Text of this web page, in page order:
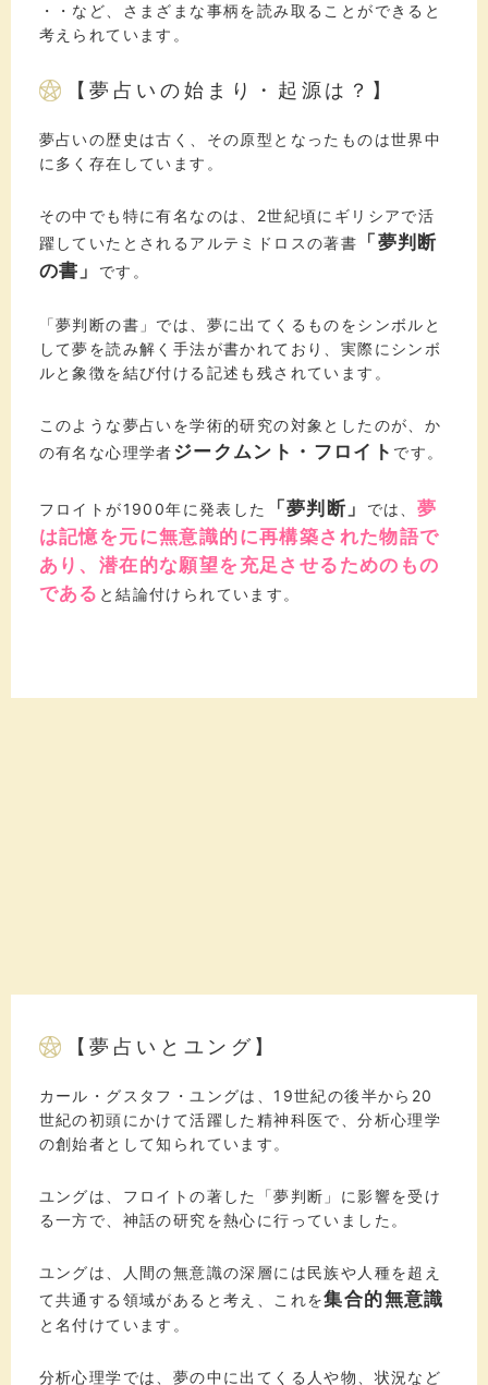
・・など、さまざまな事柄を読み取ることができると
考えられています。
【夢占いの始まり・起源は？】
夢占いの歴史は古く、その原型となったものは世界中
に多く存在しています。
その中でも特に有名なのは、2世紀頃にギリシアで活
躍していたとされるアルテミドロスの著書
「夢判断
の書」
です。
「夢判断の書」では、夢に出てくるものをシンボルと
して夢を読み解く手法が書かれており、実際にシンボ
ルと象徴を結び付ける記述も残されています。
このような夢占いを学術的研究の対象としたのが、か
の有名な心理学者ジークムント・フロイト です。
フロイトが1900年に発表した 「夢判断」 では、 夢
は記憶を元に無意識的に再構築された物語で
あり、潜在的な願望を充足させるためのもの
である と結論付けられています。
【夢占いとユング】
カール・グスタフ・ユングは、19世紀の後半から20
世紀の初頭にかけて活躍した精神科医で、分析心理学
の創始者として知られています。
ユングは、フロイトの著した「夢判断」に影響を受け
る一方で、神話の研究を熱心に行っていました。
ユングは、人間の無意識の深層には民族や人種を超え
て共通する領域があると考え、これを集合的無意識
と名付けています。
分析心理学では、夢の中に出てくる人や物、状況など